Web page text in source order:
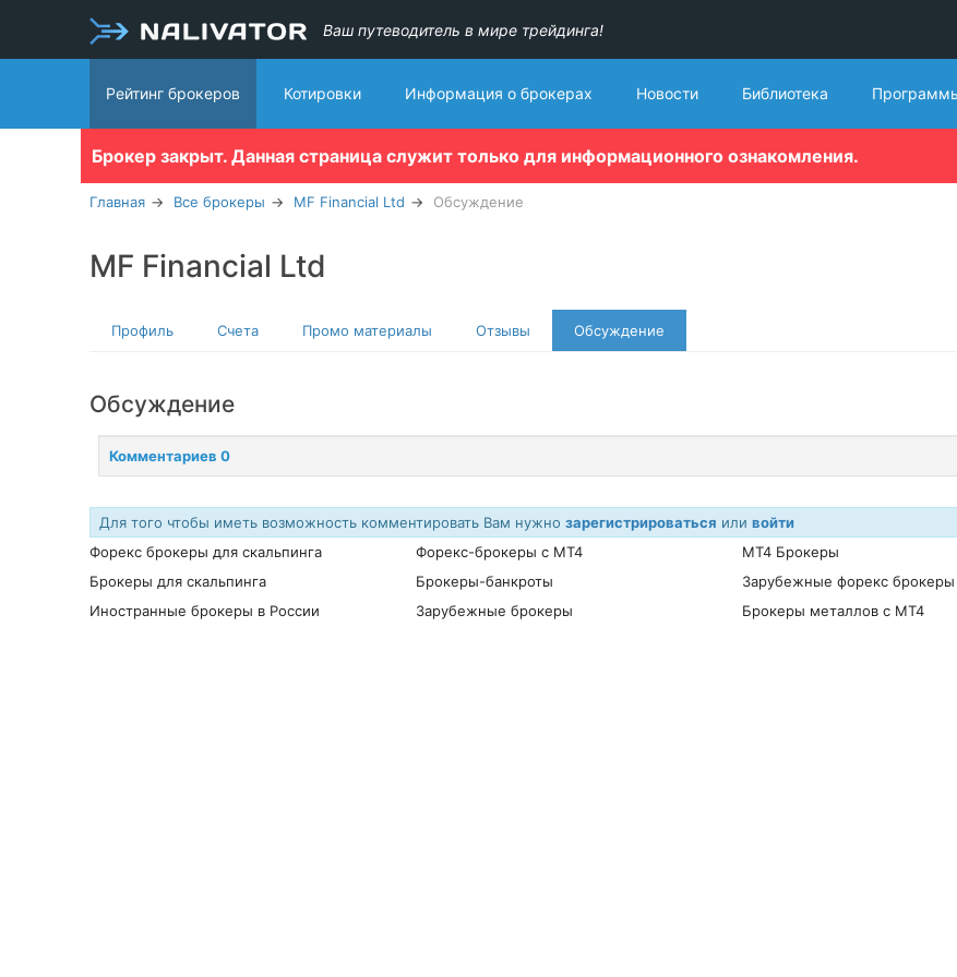
Ваш путеводитель в мире трейдинга!
Рейтинг брокеров Котировки Информация о брокерах Новости Библиотека
Брокер закрыт. Данная страница служит только для информационного ознакомления.
Главная Все брокеры MF Financial Ltd Обсуждение
MF Financial Ltd
Профиль Счета Промо материалы Отзывы Обсуждение
Обсуждение
Комментариев 0
Для того чтобы иметь возможность комментировать Вам нужно зарегистрироваться или войти
Форекс брокеры для скальпинга
Форекс-брокеры с MT4 МТ4 Брокеры
Брокеры для скальпинга
Брокеры-банкроты Зарубежные форекс брокеры
Иностранные брокеры в России
Зарубежные брокеры Брокеры металлов с МТ4